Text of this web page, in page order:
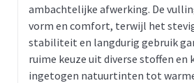
ambachtelijke afwerking. De
vorm en comfort, terwijl het
stabiliteit en langdurig gebruik
ruime keuze uit diverse stoffen en
ingetogen natuurtinten tot